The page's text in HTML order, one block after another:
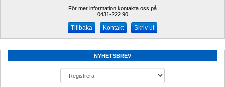
För mer information kontakta oss på
0431-222 90
Kontakt Skriv ut
NYHETSBREV